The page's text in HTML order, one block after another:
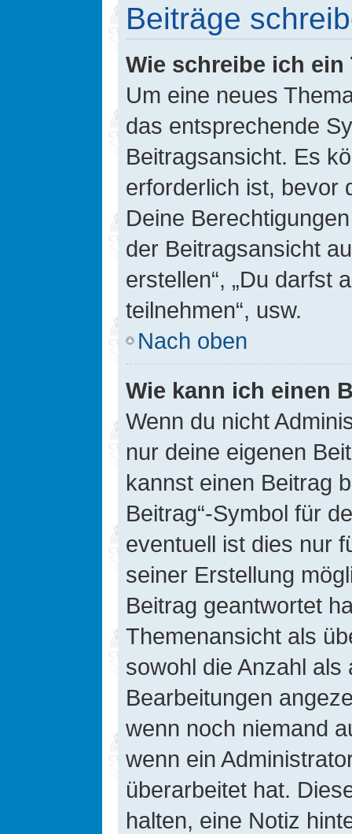
Beiträge
Wie schreibe ich ein
Um eine neues
das entsprechende
Beitragsansicht. Es
erforderlich ist, bevor
Deine
der Beitragsansicht
erstellen“, „Du darfst
teilnehmen“, usw.
Nach oben
Wie kann ich einen
Wenn du nicht
nur deine eigenen
kannst einen Beitrag
Beitrag“-Symbol für
eventuell ist dies nur
seiner Erstellung
Beitrag geantwortet
Themenansicht als
sowohl die Anzahl
Bearbeitungen
wenn noch niemand
wenn ein
überarbeitet hat.
halten, eine Notiz